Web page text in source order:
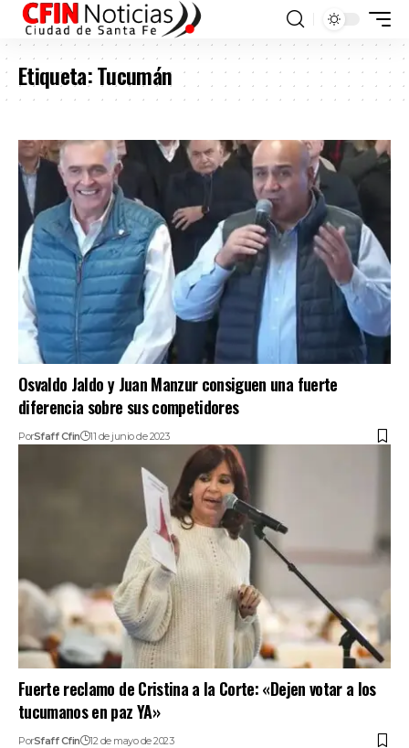
Etiqueta:Tucumán
Osvaldo Jaldo y Juan Manzur consiguen una fuerte
diferencia sobre sus competidores
PorSfaff Cfin 11 de junio de 2023
Fuerte reclamo de Cristina a la Corte: «Dejen votar a los
tucumanos en paz YA»
PorSfaff Cfin 12 de mayo de 2023